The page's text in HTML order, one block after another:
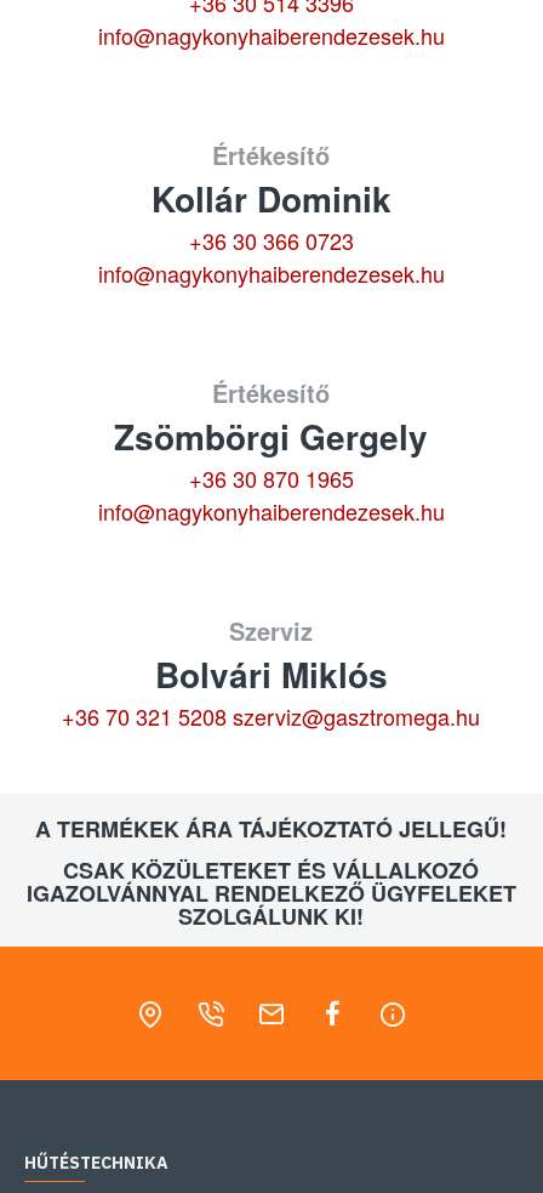
info@nagykonyhaiberendezesek.hu
Értékesítő
Kollár Dominik
+36 30 366 0723
info@nagykonyhaiberendezesek.hu
Értékesítő
Zsömbörgi Gergely
+36 30 870 1965
info@nagykonyhaiberendezesek.hu
Szerviz
Bolvári Miklós
+36 70 321 5208 szerviz@gasztromega.hu
A TERMÉKEK ÁRA TÁJÉKOZTATÓ JELLEGŰ!
CSAK KÖZÜLETEKET ÉS VÁLLALKOZÓ
IGAZOLVÁNNYAL RENDELKEZŐ ÜGYFELEKET
SZOLGÁLUNK KI!
HŰTÉSTECHNIKA